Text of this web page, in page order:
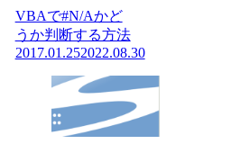
VBAで#N/Aかど
うか判断する方法
2017.01.252022.08.30